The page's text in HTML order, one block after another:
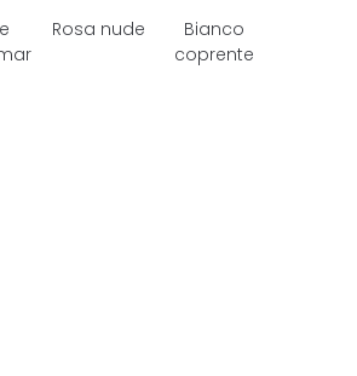
Rosa nude
Bianco
coprente